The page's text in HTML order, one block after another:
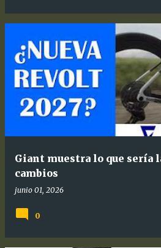
Giant muestra lo que sería
cambios
junio 01, 2026
0